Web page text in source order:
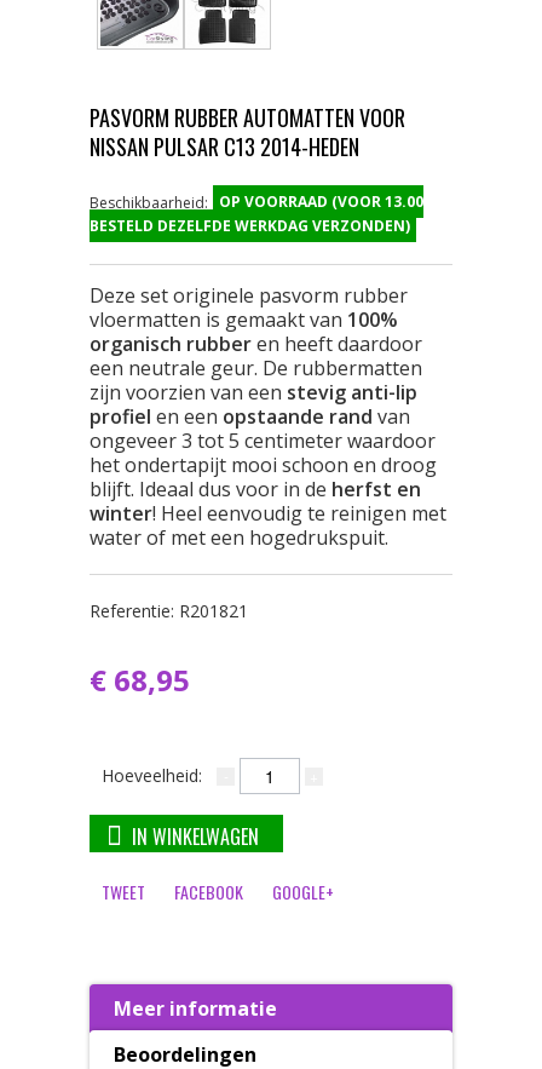
PASVORM RUBBER AUTOMATTEN VOOR
NISSAN PULSAR C13 2014-HEDEN
Beschikbaarheid:
OP VOORRAAD (VOOR 13.00
BESTELD DEZELFDE WERKDAG VERZONDEN)
Deze set originele pasvorm rubber
vloermatten is gemaakt van 100%
organisch rubberen heeft daardoor
een neutrale geur. De rubbermatten
zijn voorzien van een stevig anti-lip
profiel en een opstaande rand van
ongeveer 3 tot 5 centimeter waardoor
het ondertapijt mooi schoon en droog
blijft. Ideaal dus voor in de herfst en
winter! Heel eenvoudig te reinigen met
water of met een hogedrukspuit.
Referentie: R201821
€ 68,95
Hoeveelheid:
IN WINKELWAGEN
TWEET FACEBOOK GOOGLE+
Meer informatie
Beoordelingen